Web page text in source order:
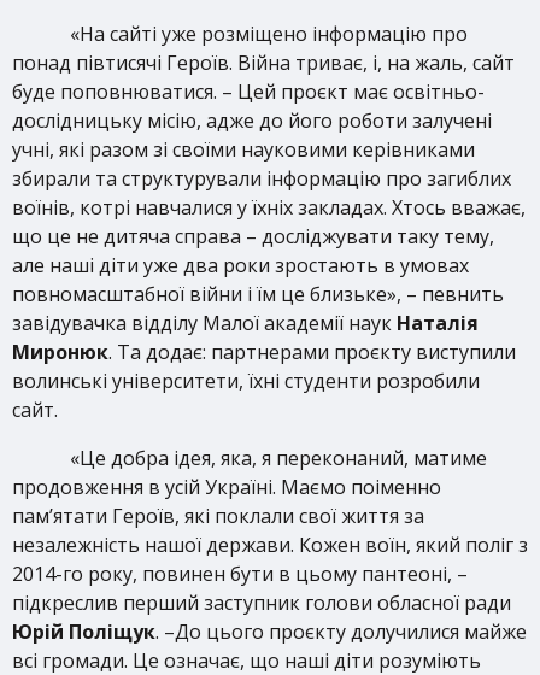
«На сайті уже розміщено інформацію про
понад півтисячі Героїв. Війна триває, і, на жаль, сайт
буде поповнюватися. – Цей проєкт має освітньо-
дослідницьку місію, адже до його роботи залучені
учні, які разом зі своїми науковими керівниками
збирали та структурували інформацію про загиблих
воїнів, котрі навчалися у їхніх закладах. Хтось вважає,
що це не дитяча справа – досліджувати таку тему,
але наші діти уже два роки зростають в умовах
повномасштабної війни і їм це близьке», – певнить
завідувачка відділу Малої академії наук Наталія
Миронюк. Та додає: партнерами проєкту виступили
волинські університети, їхні студенти розробили
сайт.
«Це добра ідея, яка, я переконаний, матиме
продовження в усій Україні. Маємо поіменно
пам’ятати Героїв, які поклали свої життя за
незалежність нашої держави. Кожен воїн, який поліг з
2014-го року, повинен бути в цьому пантеоні, –
підкреслив перший заступник голови обласної ради
Юрій Поліщук. –До цього проєкту долучилися майже
всі громади. Це означає, що наші діти розуміють